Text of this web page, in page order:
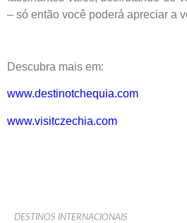
– só então você poderá apreciar a
Descubra mais em:
www.destinotchequia.com
www.visitczechia.com
DESTINOS INTERNACIONAIS